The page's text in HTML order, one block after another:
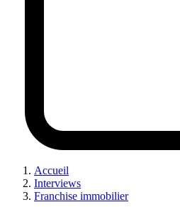
Accueil
Interviews
Franchise immobilier